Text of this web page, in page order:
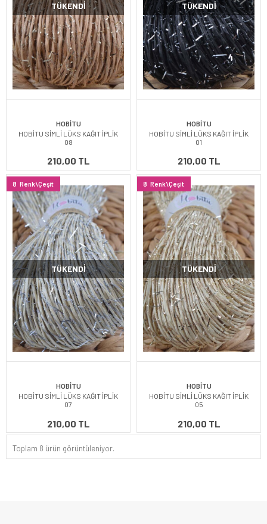
TÜKENDI
HOBİTU
HOBİTU SİMLİ LÜKS KAĞIT İPLİK
08
210,00 TL
TÜKENDI
HOBİTU
HOBİTU SİMLİ LÜKS KAĞIT İPLİK
01
210,00 TL
8 Renk\Çeşit
TÜKENDI
HOBİTU
HOBİTU SİMLİ LÜKS KAĞIT İPLİK
07
210,00 TL
8 Renk\Çeşit
TÜKENDI
HOBİTU
HOBİTU SİMLİ LÜKS KAĞIT İPLİK
05
210,00 TL
Toplam 8 ürün görüntüleniyor.